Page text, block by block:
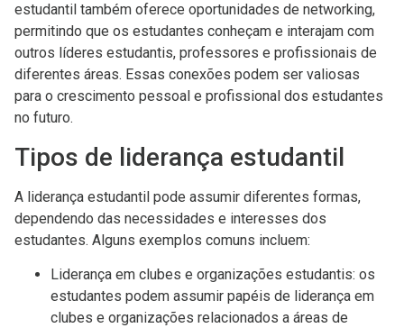
estudantil também oferece oportunidades de networking,
permitindo que os estudantes conheçam e interajam com
outros líderes estudantis, professores e profissionais de
diferentes áreas. Essas conexões podem ser valiosas
para o crescimento pessoal e profissional dos estudantes
no futuro.
Tipos de liderança estudantil
A liderança estudantil pode assumir diferentes formas,
dependendo das necessidades e interesses dos
estudantes. Alguns exemplos comuns incluem:
Liderança em clubes e organizações estudantis: os
estudantes podem assumir papéis de liderança em
clubes e organizações relacionados a áreas de